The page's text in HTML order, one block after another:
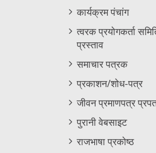
Menu
कार्यक्रम पंचांग
त्वरक प्रयोगकर्ता
प्रस्ताव
समाचार पत्रक
प्रकाशन/शोध-पत्र
जीवन प्रमाणपत्र
पुरानी वेबसाइट
राजभाषा प्रकोष्ठ